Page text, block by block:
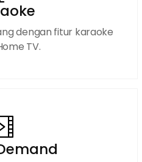
dengan fitur karaoke
TV.